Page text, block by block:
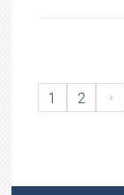
1 2